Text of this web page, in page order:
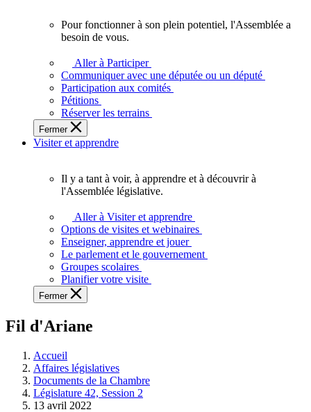
plein
potentiel,
l'Assemblée
a
besoin
de
Pour fonctionner à son plein potentiel, l'Assemblée a
besoin de vous.
Aller à Participer
Communiquer avec une députée ou un député
Participation aux comités
Pétitions
Réserver les terrains
Fermer
Visiter et apprendre
voir,
apprendre
et
à
à
législative.
Il y a tant à voir, à apprendre et à découvrir à
l'Assemblée législative.
Aller à Visiter et apprendre
Options de visites et webinaires
Enseigner, apprendre et jouer
Le parlement et le gouvernement
Groupes scolaires
Planifier votre visite
Fermer
Fil d'Ariane
Accueil
Affaires législatives
Documents de la Chambre
Législature 42, Session 2
13 avril 2022